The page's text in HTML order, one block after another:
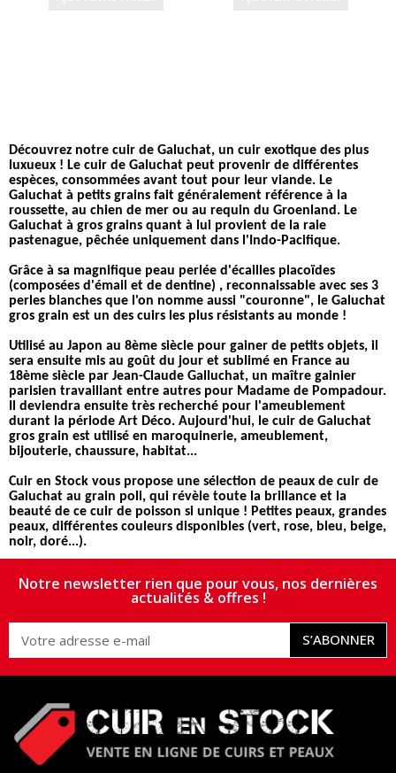
Découvrez notre cuir de Galuchat, un cuir exotique des plus
luxueux ! Le cuir de Galuchat peut provenir de différentes
espèces, consommées avant tout pour leur viande. Le
Galuchat à petits grains fait généralement référence à la
roussette, au chien de mer ou au requin du Groenland. Le
Galuchat à gros grains quant à lui provient de la raie
pastenague, pêchée uniquement dans l'Indo-Pacifique.
Grâce à sa magnifique peau perlée d'écailles placoïdes
(composées d'émail et de dentine) , reconnaissable avec ses 3
perles blanches que l'on nomme aussi "couronne", le Galuchat
gros grain est un des cuirs les plus résistants au monde !
Utilisé au Japon au 8ème siècle pour gainer de petits objets, il
sera ensuite mis au goût du jour et sublimé en France au
18ème siècle par Jean-Claude Galluchat, un maître gainier
parisien travaillant entre autres pour Madame de Pompadour.
Il deviendra ensuite très recherché pour l'ameublement
durant la période Art Déco. Aujourd'hui, le cuir de Galuchat
gros grain est utilisé en maroquinerie, ameublement,
bijouterie, chaussure, habitat...
Cuir en Stock vous propose une sélection de peaux de cuir de
Galuchat au grain poli, qui révèle toute la brillance et la
beauté de ce cuir de poisson si unique ! Petites peaux, grandes
peaux, différentes couleurs disponibles (vert, rose, bleu, beige,
noir, doré...).
Notre newsletter rien que pour vous, nos dernières
actualités & offres !
S’ABONNER